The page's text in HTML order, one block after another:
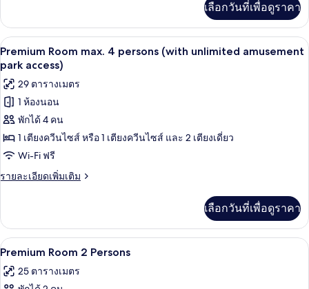
unlimited
amusement
park
access)
เกี่ยว
กับ
Premium
Room
max.
3
persons
(with
unlimited
amusement
access)
เลือกวันที่เพื่อดูราคา
เปิด
ภาพถ่าย
ทั้งหมด
ของ
Premium
Room
max.
4
unlimited
amusement
park
access)
Premium Room max. 4 persons
5
Premium Room max. 4 persons (with unlimited amusement
park access)
29 ตารางเมตร
1 ห้องนอน
พักได้ 4 คน
1 เตียงควีนไซส์ หรือ 1 เตียงควีนไซส์ และ 2 เตียงเดี่ยว
Wi-Fi ฟรี
รายละเอียดเพิ่มเติม
ราย
เกี่ยว
กับ
Premium
max.
เลือกวันที่เพื่อดูราคา
เปิด
ภาพถ่าย
ตู้นิรภัยในห้องพัก, เปล/เตียงเด็กอ่อน,
5
Premium Room 2 Persons
25 ตารางเมตร